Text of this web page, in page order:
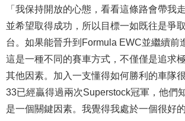
「我保持開放的心態，看看這條路會帶我
並希望取得成功，所以目標一如既往是爭
台。如果能晉升到Formula EWC並繼續前
這是一種不同的賽車方式，不僅僅是追求
其他因素。加入一支懂得如何勝利的車隊
33已經贏得過兩次Superstock冠軍，他們
是一個關鍵因素。我覺得我處於一個很好的